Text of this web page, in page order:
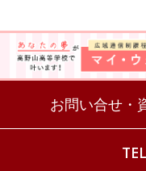
お問い合せ・